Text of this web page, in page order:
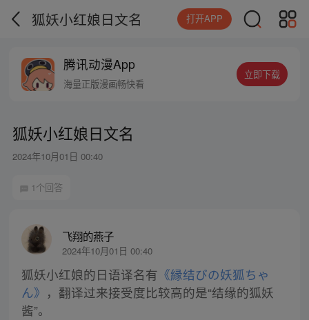
狐妖小红娘日文名 打开APP
腾讯动漫App
海量正版漫画畅快看
立即下载
狐妖小红娘日文名
2024年10月01日 00:40
1个回答
飞翔的燕子
2024年10月01日 00:40
狐妖小红娘的日语译名有 《縁结びの妖狐ちゃ
ん》 ，翻译过来接受度比较高的是“结缘的狐妖
酱”。